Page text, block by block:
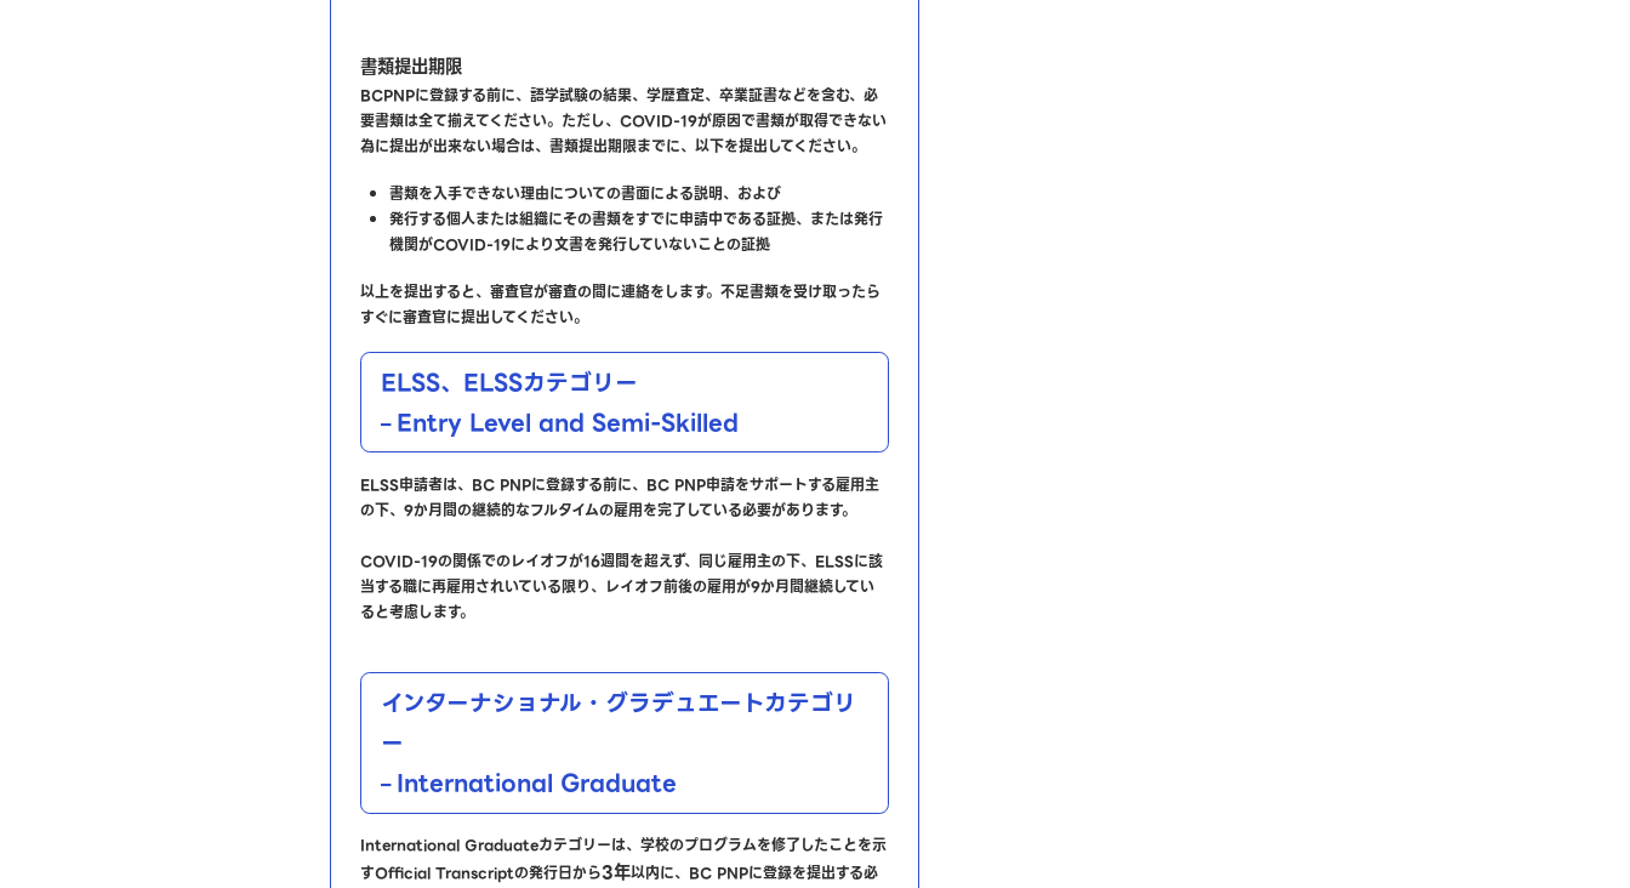
書類提出期限
BCPNPに登録する前に、語学試験の結果、学歴査定、卒業証書などを含む、必
要書類は全て揃えてください。ただし、COVID-19が原因で書類が取得できない
為に提出が出来ない場合は、書類提出期限までに、以下を提出してください。
書類を入手できない理由についての書面による説明、および
発行する個人または組織にその書類をすでに申請中である証拠、または発行
機関がCOVID-19により文書を発行していないことの証拠
以上を提出すると、審査官が審査の間に連絡をします。不足書類を受け取ったら
すぐに審査官に提出してください。
ELSS、ELSSカテゴリー
– Entry Level and Semi-Skilled
ELSS申請者は、BC PNPに登録する前に、BC PNP申請をサポートする雇用主
の下、9か月間の継続的なフルタイムの雇用を完了している必要があります。
COVID-19の関係でのレイオフが16週間を超えず、同じ雇用主の下、ELSSに該
当する職に再雇用されいている限り、レイオフ前後の雇用が9か月間継続してい
ると考慮します。
インターナショナル・グラデュエートカテゴリ
ー
– International Graduate
International Graduateカテゴリーは、学校のプログラムを修了したことを示
すOfficial Transcriptの発行日から3年以内に、BC PNPに登録を提出する必